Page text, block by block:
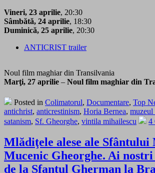
Vineri, 23 aprilie, 20:30
Sâmbătă, 24 aprilie, 18:30
Duminică, 25 aprilie, 20:30
ANTICRIST trailer
Noul film maghiar din Transilvania
Marţi, 27 aprilie – Noul film maghiar din
Posted in Colimatorul, Documentare, Top
antichrist, anticrestinism, Horia Bernea, muzeul
satanism, Sf. Gheorghe, vintila mihailescu 4
Mlădiţele alese ale Sfântului
Mucenic Gheorghe. Ai nostri
de la Sfantul Gherman la